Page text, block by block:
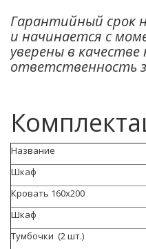
Гарантийный срок
и начинается с
уверены в
ответственность
Название
Шкаф
Кровать 160х200
Шкаф
Тумбочки (2 шт.)